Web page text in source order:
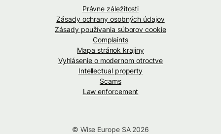
Právne záležitosti
Zásady ochrany osobných údajov
Zásady používania súborov cookie
Complaints
Mapa stránok krajiny
Vyhlásenie o modernom otroctve
Intellectual property
Scams
Law enforcement
© Wise Europe SA 2026